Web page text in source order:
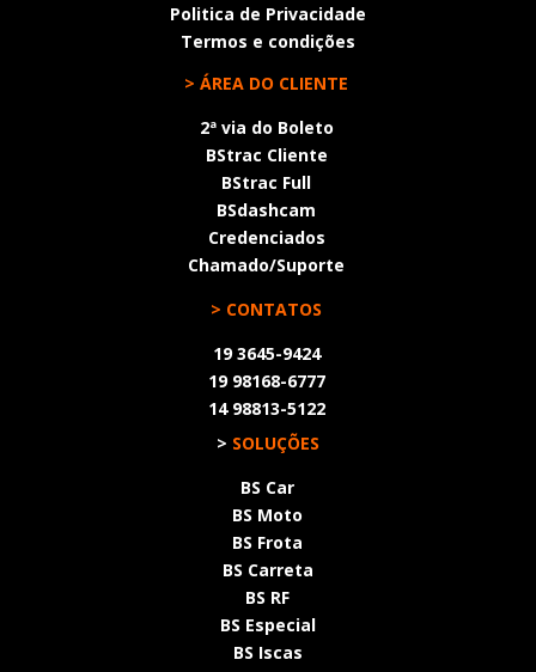
Politica de Privacidade
Termos e condições
> ÁREA DO CLIENTE
2ª via do Boleto
BStrac Cliente
BStrac Full
BSdashcam
Credenciados
Chamado/Suporte
> CONTATOS
19 3645-9424
19 98168-6777
14 98813-5122
> SOLUÇÕES
BS Car
BS Moto
BS Frota
BS Carreta
BS RF
BS Especial
BS Iscas